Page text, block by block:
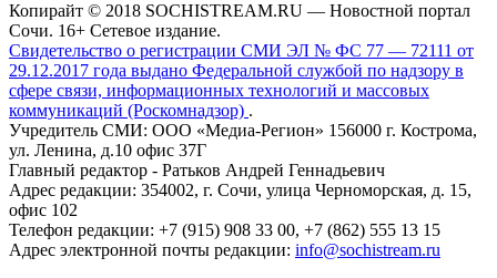
Копирайт © 2018 SOCHISTREAM.RU — Новостной портал
Сочи. 16+ Сетевое издание.
Свидетельство о регистрации СМИ ЭЛ № ФС 77 — 72111 от
29.12.2017 года выдано Федеральной службой по надзору в
сфере связи, информационных технологий и массовых
коммуникаций (Роскомнадзор) .
Учредитель СМИ: ООО «Медиа-Регион» 156000 г. Кострома,
ул. Ленина, д.10 офис 37Г
Главный редактор - Ратьков Андрей Геннадьевич
Адрес редакции: 354002, г. Сочи, улица Черноморская, д. 15,
офис 102
Телефон редакции: +7 (915) 908 33 00, +7 (862) 555 13 15
Адрес электронной почты редакции: info@sochistream.ru